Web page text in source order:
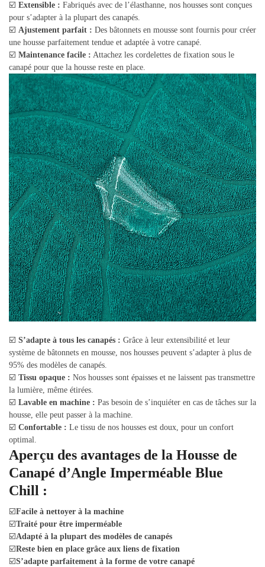
☑️ Extensible : Fabriqués avec de l’élasthanne, nos housses sont conçues
pour s’adapter à la plupart des canapés.
☑️ Ajustement parfait : Des bâtonnets en mousse sont fournis pour créer
une housse parfaitement tendue et adaptée à votre canapé.
☑️ Maintenance facile : Attachez les cordelettes de fixation sous le
canapé pour que la housse reste en place.
☑️ S’adapte à tous les canapés : Grâce à leur extensibilité et leur
système de bâtonnets en mousse, nos housses peuvent s’adapter à plus de
95% des modèles de canapés.
☑️ Tissu opaque : Nos housses sont épaisses et ne laissent pas transmettre
la lumière, même étirées.
☑️ Lavable en machine : Pas besoin de s’inquiéter en cas de tâches sur la
housse, elle peut passer à la machine.
☑️ Confortable : Le tissu de nos housses est doux, pour un confort
optimal.
Aperçu des avantages de la Housse de
Canapé d’Angle Imperméable Blue
Chill :
☑️Facile à nettoyer à la machine
☑️Traité pour être imperméable
☑️Adapté à la plupart des modèles de canapés
☑️Reste bien en place grâce aux liens de fixation
☑️S’adapte parfaitement à la forme de votre canapé